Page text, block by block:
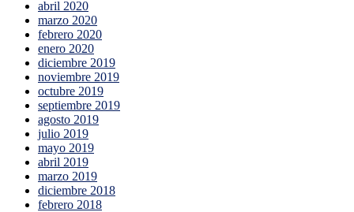
abril 2020
marzo 2020
febrero 2020
enero 2020
diciembre 2019
noviembre 2019
octubre 2019
septiembre 2019
agosto 2019
julio 2019
mayo 2019
abril 2019
marzo 2019
diciembre 2018
febrero 2018